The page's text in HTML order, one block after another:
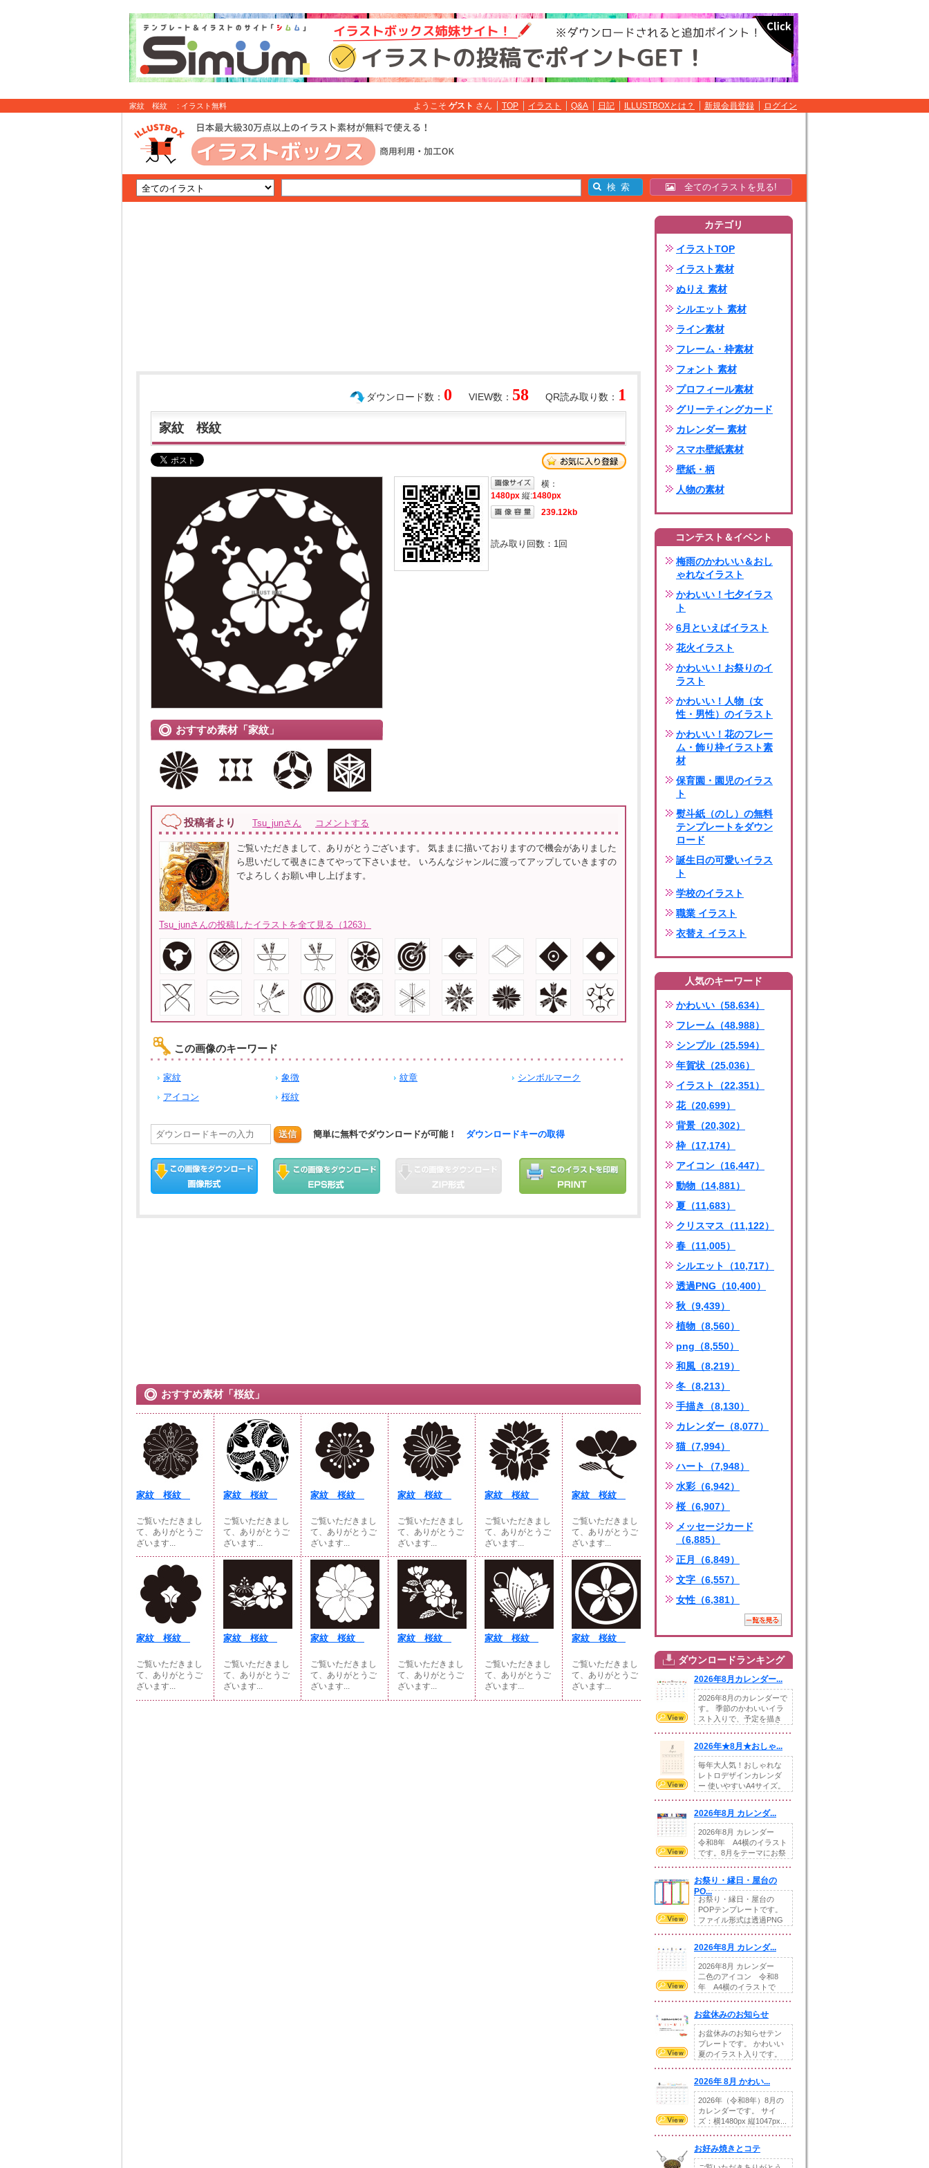
家紋 桜紋 : イラスト無料 ようこそ ゲスト さん TOP イラスト Q&A 日記 ILLUSTBOXとは？ 新規会員登録 ログイン
全てのイラストを見る!
QR読み取り数： 1
VIEW数： 58
ダウンロード数： 0
家紋 桜紋
おすすめ素材「家紋」
横：
1480px 縦:1480px
239.12kb
読み取り回数： 1回
投稿者より Tsu_junさん コメントする
ご覧いただきまして、ありがとうございます。 気ままに描いておりますので機会がありました
ら思いだして覗きにきてやって下さいませ。 いろんなジャンルに渡ってアップしていきますの
でよろしくお願い申し上げます。
Tsu_junさんの投稿したイラストを全て見る（1263）
この画像のキーワード
家紋 象徴 紋章
シンボルマーク
アイコン
桜紋
送信 簡単に無料でダウンロードが可能！ ダウンロードキーの取得
おすすめ素材「桜紋」
家紋 桜紋
ご覧いただきまし
て、ありがとうご
ざいます...
家紋 桜紋
ご覧いただきまし
て、ありがとうご
ざいます...
家紋 桜紋
ご覧いただきまし
て、ありがとうご
ざいます...
家紋 桜紋
ご覧いただきまし
て、ありがとうご
ざいます...
家紋 桜紋
ご覧いただきまし
て、ありがとうご
ざいます...
家紋 桜紋
ご覧いただきまし
て、ありがとうご
ざいます...
家紋 桜紋
ご覧いただきまし
て、ありがとうご
ざいます...
家紋 桜紋
ご覧いただきまし
て、ありがとうご
ざいます...
家紋 桜紋
ご覧いただきまし
て、ありがとうご
ざいます...
家紋 桜紋
ご覧いただきまし
て、ありがとうご
ざいます...
家紋 桜紋
ご覧いただきまし
て、ありがとうご
ざいます...
家紋 桜紋
ご覧いただきまし
て、ありがとうご
ざいます...
カテゴリ
イラストTOP
イラスト素材
ぬりえ 素材
シルエット 素材
ライン素材
フレーム・枠素材
フォント 素材
プロフィール素材
グリーティングカード
カレンダー 素材
スマホ壁紙素材
壁紙・柄
人物の素材
コンテスト＆イベント
梅雨のかわいい＆おし
ゃれなイラスト
かわいい！七夕イラス
ト
6月といえばイラスト
花火イラスト
かわいい！お祭りのイ
ラスト
かわいい！人物（女
性・男性）のイラスト
かわいい！花のフレー
ム・飾り枠イラスト素
材
保育園・園児のイラス
ト
熨斗紙（のし）の無料
テンプレートをダウン
ロード
誕生日の可愛いイラス
ト
学校のイラスト
職業 イラスト
衣替え イラスト
人気のキーワード
かわいい（58,634）
フレーム（48,988）
シンプル（25,594）
年賀状（25,036）
イラスト（22,351）
花（20,699）
背景（20,302）
枠（17,174）
アイコン（16,447）
動物（14,881）
夏（11,683）
クリスマス（11,122）
春（11,005）
シルエット（10,717）
透過PNG（10,400）
秋（9,439）
植物（8,560）
png（8,550）
和風（8,219）
冬（8,213）
手描き（8,130）
カレンダー（8,077）
猫（7,994）
ハート（7,948）
水彩（6,942）
桜（6,907）
メッセージカード
（6,885）
正月（6,849）
文字（6,557）
女性（6,381）
ダウンロードランキング
2026年8月カレンダー...
2026年8月のカレンダーで
す。 季節のかわいいイラ
スト入りで、予定を描き
2026年★8月★おしゃ...
毎年大人気！おしゃれな
レトロデザインカレンダ
ー 使いやすいA4サイズ。
2026年8月 カレンダ...
2026年8月 カレンダー
令和8年 A4横のイラスト
です。8月をテーマにお祭
お祭り・縁日・屋台の
PO...
お祭り・縁日・屋台の
POPテンプレートです。
ファイル形式は透過PNG
2026年8月 カレンダ...
2026年8月 カレンダー
二色のアイコン 令和8
年 A4横のイラストで
お盆休みのお知らせ
お盆休みのお知らせテン
プレートです。 かわいい
夏のイラスト入りです。
2026年 8月 かわい...
2026年（令和8年）8月の
カレンダーです。 サイ
ズ：横1480px 縦1047px...
お好み焼きとコテ